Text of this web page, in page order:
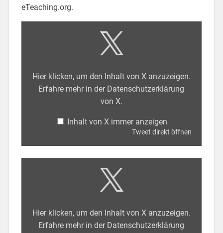
eTeaching.org.
Hier klicken, um den Inhalt von X anzuzeigen.
Erfahre mehr in der Datenschutzerklärung
von X.
Inhalt von X immer anzeigen
Tweet direkt öffnen
Hier klicken, um den Inhalt von X anzuzeigen.
Erfahre mehr in der Datenschutzerklärung